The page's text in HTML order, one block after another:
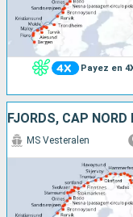
Payez en
FJORDS, CAP NORD
MS Vesteralen